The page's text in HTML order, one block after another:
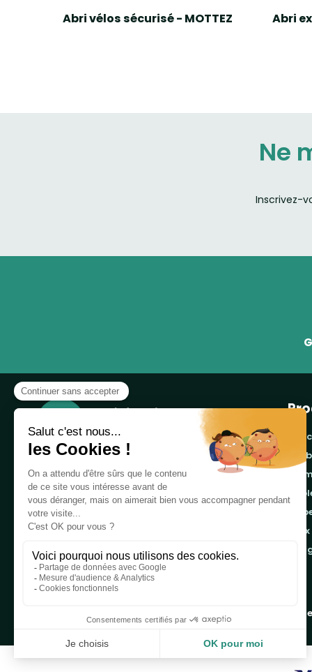
Abri vélos sécurisé - MOTTEZ Abri
Ne
Inscrivez-
Notre boutique, spécialisée dans la vente de
table de pique-nique et de plein air, est
principalement adressée aux collectvités, aux
entreprises privées et publiques et au
associations.
Infos et contact au 04 86 84 05 81
Table de Pique-nique une marque